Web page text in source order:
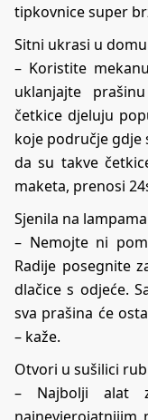
tipkovnice super
Sitni ukrasi u domu
– Koristite
uklanjajte
četkice djeluju
koje područje gdje
da su takve
maketa, prenosi
Sjenila na lampama
– Nemojte ni
Radije posegnite
dlačice s odjeće.
sva prašina će
– kaže.
Otvori u sušilici
– Najbolji alat